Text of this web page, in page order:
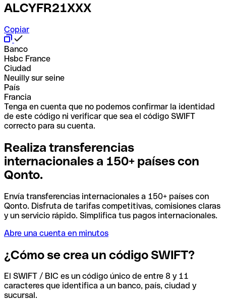
ALCYFR21XXX
Copiar
Banco
Hsbc France
Ciudad
Neuilly sur seine
País
Francia
Tenga en cuenta que no podemos confirmar la identidad
de este código ni verificar que sea el código SWIFT
correcto para su cuenta.
Realiza transferencias
internacionales a 150+ países con
Qonto.
Envía transferencias internacionales a 150+ países con
Qonto. Disfruta de tarifas competitivas, comisiones claras
y un servicio rápido. Simplifica tus pagos internacionales.
Abre una cuenta en minutos
¿Cómo se crea un código SWIFT?
El SWIFT / BIC es un código único de entre 8 y 11
caracteres que identifica a un banco, país, ciudad y
sucursal.